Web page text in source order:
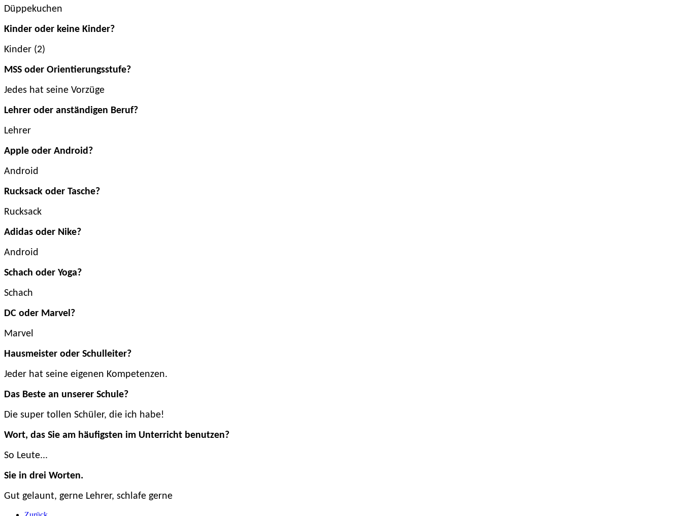
Düppekuchen
Kinder oder keine Kinder?
Kinder (2)
MSS oder Orientierungsstufe?
Jedes hat seine Vorzüge
Lehrer oder anständigen Beruf?
Lehrer
Apple oder Android?
Android
Rucksack oder Tasche?
Rucksack
Adidas oder Nike?
Android
Schach oder Yoga?
Schach
DC oder Marvel?
Marvel
Hausmeister oder Schulleiter?
Jeder hat seine eigenen Kompetenzen.
Das Beste an unserer Schule?
Die super tollen Schüler, die ich habe!
Wort, das Sie am häufigsten im Unterricht benutzen?
So Leute...
Sie in drei Worten.
Gut gelaunt, gerne Lehrer, schlafe gerne